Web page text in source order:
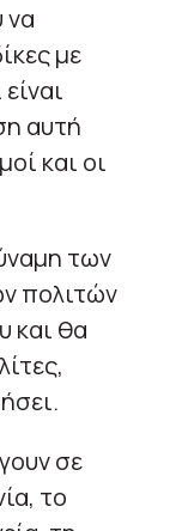
να
με
αυτή
και οι
των
πολιτών
και θα
σε
το